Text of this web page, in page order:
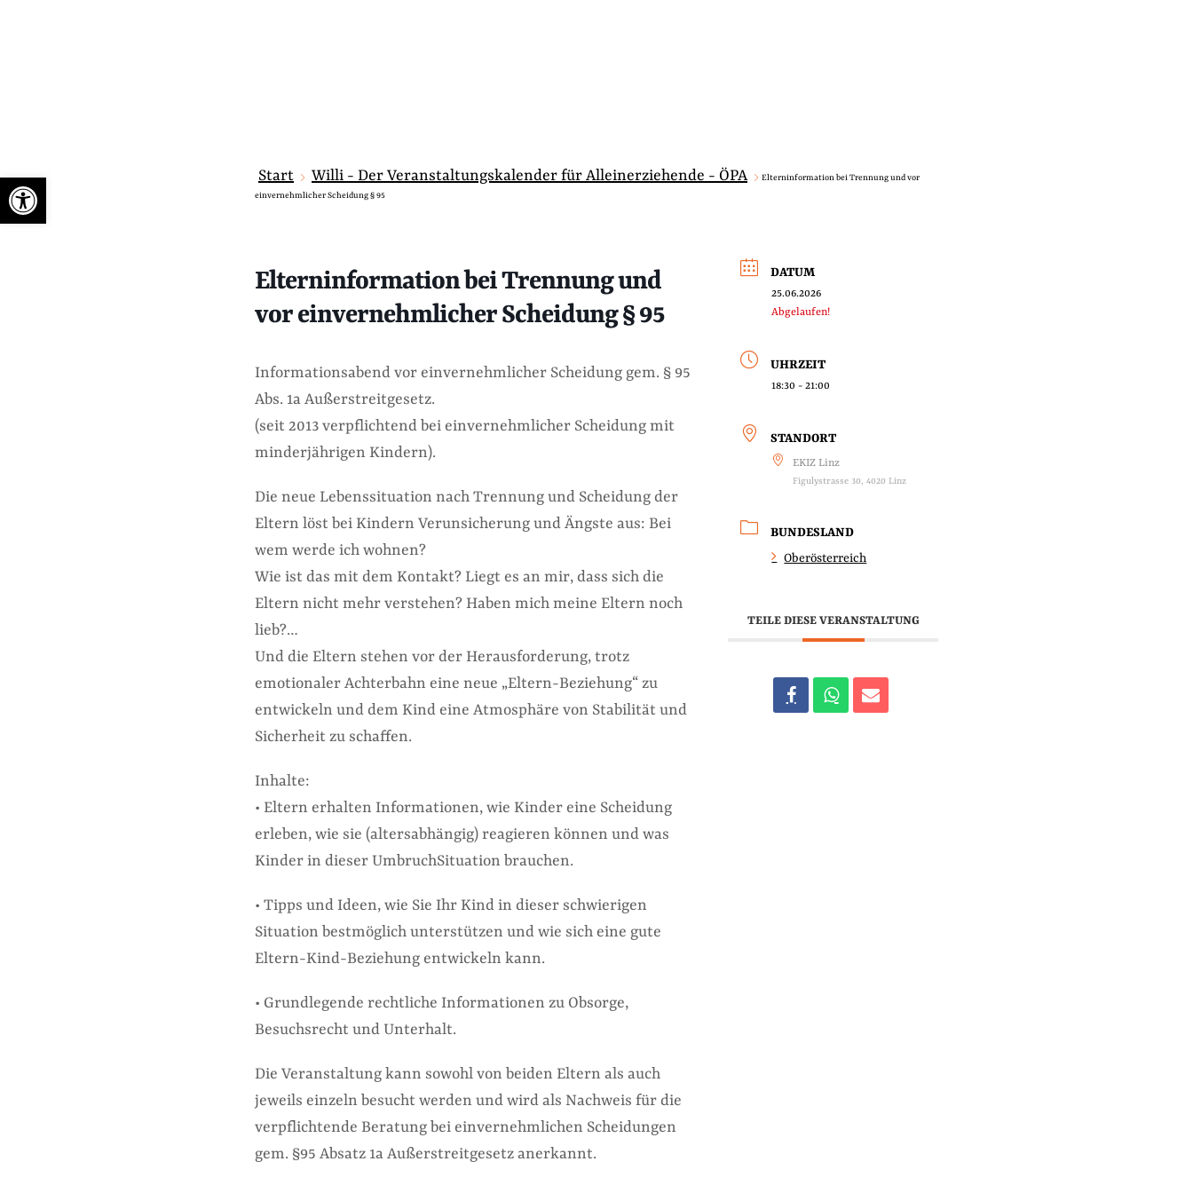
Werkzeugleiste öffnen Start Willi - Der Veranstaltungskalender für Alleinerziehende - ÖPA
Elterninformation bei Trennung und vor
einvernehmlicher Scheidung § 95
Elterninformation bei Trennung und
vor einvernehmlicher Scheidung § 95
Informationsabend vor einvernehmlicher Scheidung gem. § 95
Abs. 1a Außerstreitgesetz.
(seit 2013 verpflichtend bei einvernehmlicher Scheidung mit
minderjährigen Kindern).
Die neue Lebenssituation nach Trennung und Scheidung der
Eltern löst bei Kindern Verunsicherung und Ängste aus: Bei
wem werde ich wohnen?
Wie ist das mit dem Kontakt? Liegt es an mir, dass sich die
Eltern nicht mehr verstehen? Haben mich meine Eltern noch
lieb?…
Und die Eltern stehen vor der Herausforderung, trotz
emotionaler Achterbahn eine neue „Eltern-Beziehung“ zu
entwickeln und dem Kind eine Atmosphäre von Stabilität und
Sicherheit zu schaffen.
Inhalte:
• Eltern erhalten Informationen, wie Kinder eine Scheidung
erleben, wie sie (altersabhängig) reagieren können und was
Kinder in dieser UmbruchSituation brauchen.
• Tipps und Ideen, wie Sie Ihr Kind in dieser schwierigen
Situation bestmöglich unterstützen und wie sich eine gute
Eltern-Kind-Beziehung entwickeln kann.
• Grundlegende rechtliche Informationen zu Obsorge,
Besuchsrecht und Unterhalt.
Die Veranstaltung kann sowohl von beiden Eltern als auch
jeweils einzeln besucht werden und wird als Nachweis für die
verpflichtende Beratung bei einvernehmlichen Scheidungen
gem. §95 Absatz 1a Außerstreitgesetz anerkannt.
DATUM
25.06.2026
Abgelaufen!
UHRZEIT
18:30 - 21:00
STANDORT
EKIZ Linz
Figulystrasse 30, 4020 Linz
BUNDESLAND
Oberösterreich
TEILE DIESE VERANSTALTUNG